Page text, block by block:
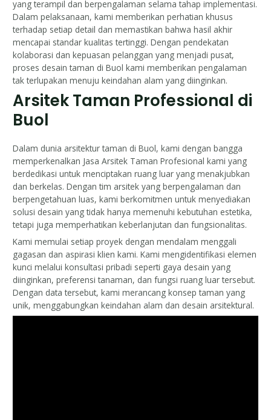
yang terampil dan berpengalaman selama tahap implementasi.
Dalam pelaksanaan, kami memberikan perhatian khusus
terhadap setiap detail dan memastikan bahwa hasil akhir
mencapai standar kualitas tertinggi. Dengan pendekatan
kolaborasi dan kepuasan pelanggan yang menjadi pusat,
proses desain taman di Buol kami memberikan pengalaman
tak terlupakan menuju keindahan alam yang diinginkan.
Arsitek Taman Professional di
Buol
Dalam dunia arsitektur taman di Buol, kami dengan bangga
memperkenalkan Jasa Arsitek Taman Profesional kami yang
berdedikasi untuk menciptakan ruang luar yang menakjubkan
dan berkelas. Dengan tim arsitek yang berpengalaman dan
berpengetahuan luas, kami berkomitmen untuk menyediakan
solusi desain yang tidak hanya memenuhi kebutuhan estetika,
tetapi juga memperhatikan keberlanjutan dan fungsionalitas.
Kami memulai setiap proyek dengan mendalam menggali
gagasan dan aspirasi klien kami. Kami mengidentifikasi elemen
kunci melalui konsultasi pribadi seperti gaya desain yang
diinginkan, preferensi tanaman, dan fungsi ruang luar tersebut.
Dengan data tersebut, kami merancang konsep taman yang
unik, menggabungkan keindahan alam dan desain arsitektural.